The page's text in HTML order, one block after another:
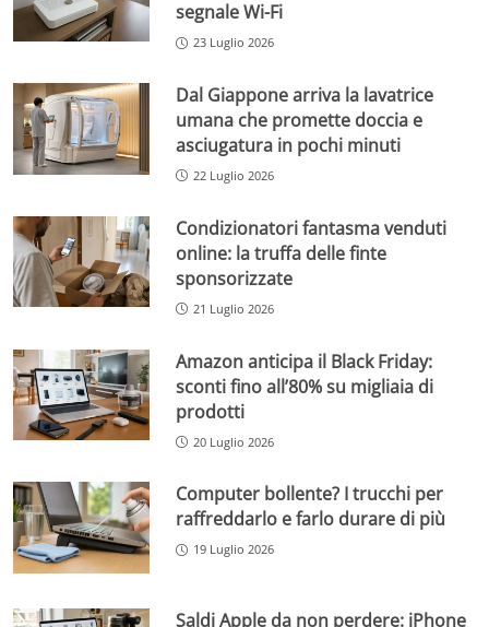
segnale Wi-Fi
23 Luglio 2026
Dal Giappone arriva la lavatrice
umana che promette doccia e
asciugatura in pochi minuti
22 Luglio 2026
Condizionatori fantasma venduti
online: la truffa delle finte
sponsorizzate
21 Luglio 2026
Amazon anticipa il Black Friday:
sconti fino all’80% su migliaia di
prodotti
20 Luglio 2026
Computer bollente? I trucchi per
raffreddarlo e farlo durare di più
19 Luglio 2026
Saldi Apple da non perdere: iPhone